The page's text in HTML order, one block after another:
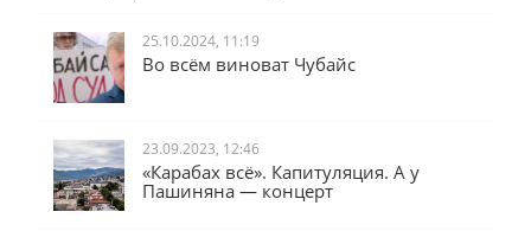
25.10.2024, 11:19
Во всём виноват Чубайс
23.09.2023, 12:46
«Карабах всё». Капитуляция. А у
Пашиняна — концерт